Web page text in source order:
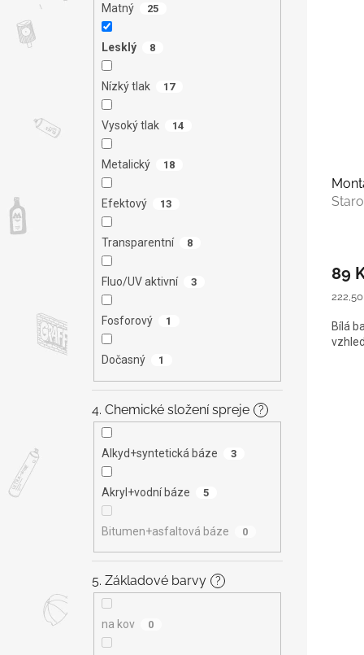
Matný 25
Lesklý 8
Nízký tlak 17
Vysoký tlak 14
Metalický 18
Efektový 13
Transparentní 8
Fluo/UV aktivní 3
Fosforový 1
Dočasný 1
4. Chemické složení spreje ?
Alkyd+syntetická báze 3
Akryl+vodní báze 5
Bitumen+asfaltová báze 0
5. Základové barvy ?
na kov 0
89
Měrná
Bílá